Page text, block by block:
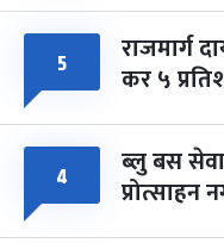
५ राजमार्ग
कर ५
४ ब्लु बस
प्रोत्साहन